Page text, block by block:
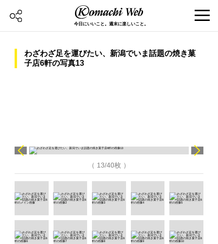
今日にいいこと。週末に楽しいこと。
わざわざ足を運びたい、新潟でいま話題の焼き菓
子店6軒の写真13
（ 13/40枚 ）